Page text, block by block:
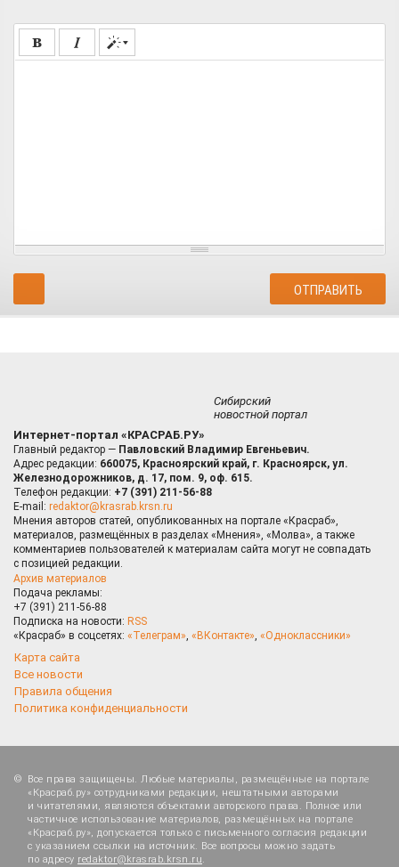
Сибирский
новостной портал
Интернет-портал «КРАСРАБ.РУ»
Главный редактор — Павловский Владимир Евгеньевич.
Адрес редакции: 660075, Красноярский край, г. Красноярск, ул.
Железнодорожников, д. 17, пом. 9, оф. 615.
Телефон редакции: +7 (391) 211-56-88
E-mail: redaktor@krasrab.krsn.ru
Мнения авторов статей, опубликованных на портале «Красраб»,
материалов, размещённых в разделах «Мнения», «Молва», а также
комментариев пользователей к материалам сайта могут не совпадать
с позицией редакции.
Архив материалов
Подача рекламы:
+7 (391) 211-56-88
Подписка на новости: RSS
«Красраб» в соцсетях: «Телеграм», «ВКонтакте», «Одноклассники»
Карта сайта
Все новости
Правила общения
Политика конфиденциальности
Все права защищены. Любые материалы, размещённые на портале
«Красраб.ру» сотрудниками редакции, нештатными авторами
и читателями, являются объектами авторского права. Полное или
частичное использование материалов, размещённых на портале
«Красраб.ру», допускается только с письменного согласия редакции
с указанием ссылки на источник. Все вопросы можно задать
по адресу redaktor@krasrab.krsn.ru.